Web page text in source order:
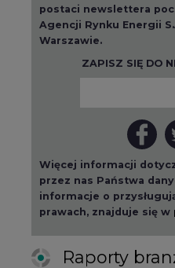
postaci newslettera
Agencji Rynku Energii
Warszawie.
ZAPISZ SIĘ DO
Więcej informacji
przez nas Państwa
informacje o
prawach, znajduje się w
Raporty